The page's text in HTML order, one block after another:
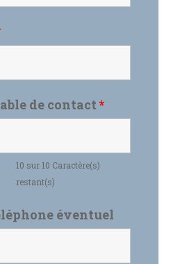
de contact*
10 sur 10 Caractère(s)
restant(s)
éventuel